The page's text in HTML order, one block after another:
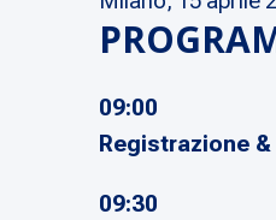
09:00
Registrazione
09:30